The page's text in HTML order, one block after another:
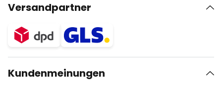
Versandpartner
Kundenmeinungen